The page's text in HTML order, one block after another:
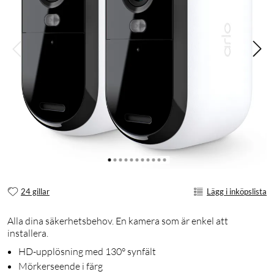
24 gillar Lägg i inköpslista
Alla dina säkerhetsbehov. En kamera som är enkel att
installera.
HD-upplösning med 130° synfält
Mörkerseende i färg